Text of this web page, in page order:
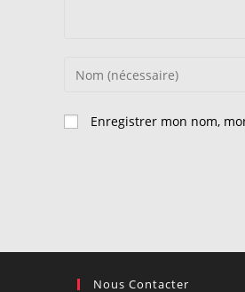
Enter
name
or
Enregistrer mon nom,
Nous Contacter